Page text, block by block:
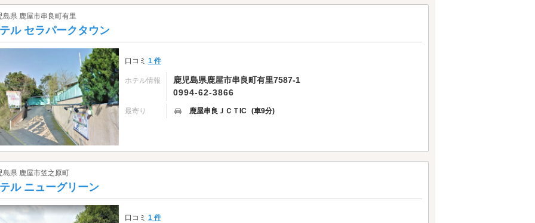
島県 鹿屋市串良町有里
ル セラパークタウン
口コミ 1 件
ホテル情報
鹿児島県鹿屋市串良町有里7587-1
0994-62-3866
最寄り 鹿屋串良ＪＣＴIC (車9分)
島県 鹿屋市笠之原町
ル ニューグリーン
口コミ 1 件